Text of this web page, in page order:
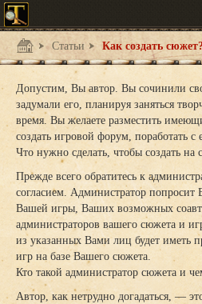
Статьи Как создать
Допустим, Вы автор. Вы сочинили
задумали его, планируя заняться
время. Вы желаете разместить
создать игровой форум, поработать
Что нужно сделать, чтобы создать на
Прежде всего обратитесь к
согласием. Администратор попросит
Вашей игры, Ваших возможных
администраторов вашего сюжета и
из указанных Вами лиц будет иметь
игр на базе Вашего сюжета.
Кто такой администратор сюжета и
Автор, как нетрудно догадаться, —